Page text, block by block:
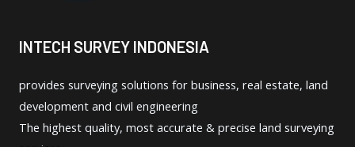
INTECH SURVEY INDONESIA
provides surveying solutions for business, real estate, land
development and civil engineering
The highest quality, most accurate & precise land surveying